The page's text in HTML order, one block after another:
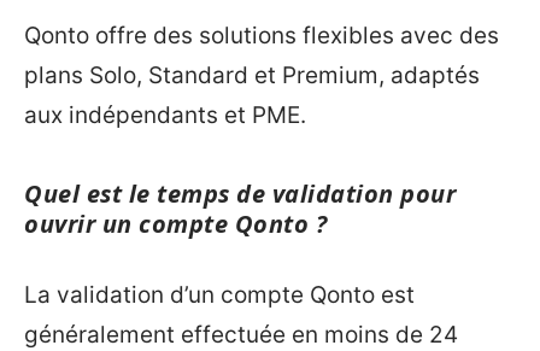
Qonto offre des solutions flexibles avec des
plans Solo, Standard et Premium, adaptés
aux indépendants et PME.
Quel est le temps de validation pour
ouvrir un compte Qonto ?
La validation d’un compte Qonto est
généralement effectuée en moins de 24